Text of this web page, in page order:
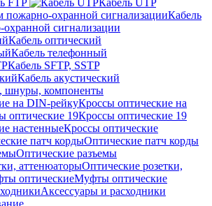
Кабель
сигнализации
Кабель оптический
Кабель телефонный
Кабель SFTP, SSTP
Кабель акустический
шнуры, компоненты
Кроссы оптические на
Кроссы оптические 19
Кроссы оптические
Оптические патч корды
Оптические разъемы
Оптические розетки,
Муфты оптические
Аксессуары и расходники